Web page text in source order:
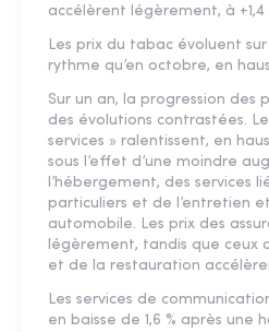
accélèrent légèrement, à +1,4
Les prix du tabac évoluent
rythme qu’en octobre, en
Sur un an, la progression des
des évolutions contrastées.
services » ralentissent, en
sous l’effet d’une moindre
l’hébergement, des services
particuliers et de l’entretien
automobile. Les prix des
légèrement, tandis que ceux
et de la restauration
Les services de
en baisse de 1,6 % après une